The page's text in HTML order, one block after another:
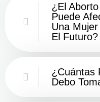
¿El
Puede
Una
El Futuro?
¿Cuántas
Debo